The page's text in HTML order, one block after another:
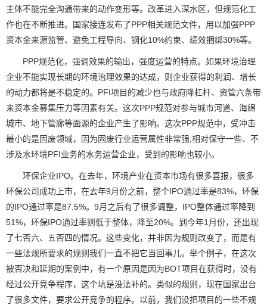
主体不能完全沟通带来的动作变形等。改革进入深水区，但规范化工
作也在不断推进。国家接连发布了PPP相关规范文件，用以加强PPP
资本金来源监管、避免工程导向、钢化10%约束、绩效捆绑30%等。
PPP规范化，强调效果的输出，强度运营的特点。如果环境治理
企业不能实现长期的环境治理效果的达成，则企业获得的利润、增长
的动力都将是不稳定的。PFI项目的减少也与政府降杠杆、资管六条带
来资本金募集压力等因素有关。这次PPP规范对参与城市河道、海绵
城市、地下管廊等面源的企业产生了影响。这次PPP规范中，受冲击
最小的是固废领域，因为固废行业运营属性非常强;相对保守一些、不
涉及水环境PFI业务的水务运营企业，受到的影响也较小。
环保企业IPO。在去年，环境产业在资本市场有很多喜报，很多
环保公司成功上市，在去年9月份之前，整个IPO通过率是83%，环保
的IPO通过率是87.5%。9月之后有了很多调整，IPO整体通过率降到
51%，环保IPO通过率则低于整体，降至20%。到今年1月份，还出现
了七否六、五否四的情况。这些变化，并非因为规则改变了，而是有
一些法规所要求的规则我们一直不把它当回事儿。举个例子，在这次
被否决和延期的案例中，有一个原因是因为BOT项目在获得时，没有
经过公开竞争程序，这个坑是没法补的。类似的规则，现在国家出台
了很多文件，要求公开竞争的程序。以前，我们没把项目的一些不规